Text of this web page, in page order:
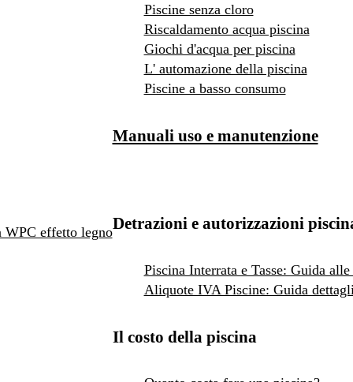
effetto legno
Piscine senza cloro
Riscaldamento acqua piscina
Giochi d'acqua per piscina
L' automazione della piscina
Piscine a basso consumo
Manuali uso e manutenzione
Detrazioni e autorizzazioni
Piscina Interrata e Tasse: Guida
Aliquote IVA Piscine: Guida
Il costo della piscina